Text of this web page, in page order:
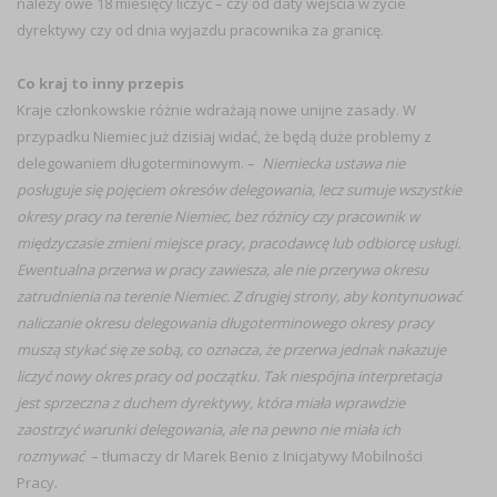
dyrektywy czy od dnia wyjazdu pracownika za granicę.
Co kraj to inny przepis
Kraje członkowskie różnie wdrażają nowe unijne zasady. W
przypadku Niemiec już dzisiaj widać, że będą duże problemy z
delegowaniem długoterminowym. – Niemiecka ustawa nie
posługuje się pojęciem okresów delegowania, lecz sumuje wszystkie
okresy pracy na terenie Niemiec, bez różnicy czy pracownik w
międzyczasie zmieni miejsce pracy, pracodawcę lub odbiorcę usługi.
Ewentualna przerwa w pracy zawiesza, ale nie przerywa okresu
zatrudnienia na terenie Niemiec. Z drugiej strony, aby kontynuować
naliczanie okresu delegowania długoterminowego okresy pracy
muszą stykać się ze sobą, co oznacza, że przerwa jednak nakazuje
liczyć nowy okres pracy od początku. Tak niespójna interpretacja
jest sprzeczna z duchem dyrektywy, która miała wprawdzie
zaostrzyć warunki delegowania, ale na pewno nie miała ich
rozmywać – tłumaczy dr Marek Benio z Inicjatywy Mobilności
Pracy.